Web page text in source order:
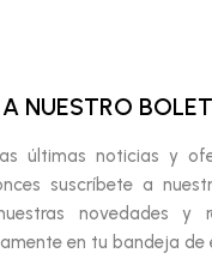
NUESTRO
últimas noticias y
suscríbete a
novedades y
en tu bandeja de